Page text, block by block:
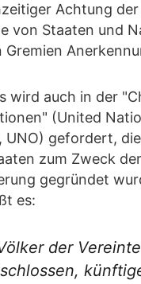
Achtung
von Staaten und
Gremien
wird auch in der
(United
UNO) gefordert,
zum Zweck
gegründet
es:
der